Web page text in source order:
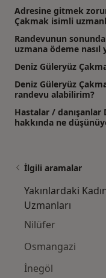
Adresine gitmek
Çakmak isimli
Randevunun
uzmana ödeme nasıl
Deniz Güleryüz
Deniz Güleryüz
randevu alabilirim?
Hastalar / danışanlar
hakkında ne
İlgili aramalar
Yakınlardaki
Uzmanları
Nilüfer
Osmangazi
İnegöl